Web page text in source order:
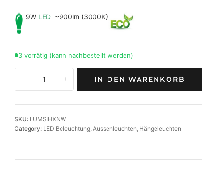
9W LED ~900lm (3000K)
3 vorrätig (kann nachbestellt werden)
i
g
n
D
− + IN DEN WARENKORB
SKU: LUMSIHXNW
Category: LED Beleuchtung, Aussenleuchten, Hängeleuchten